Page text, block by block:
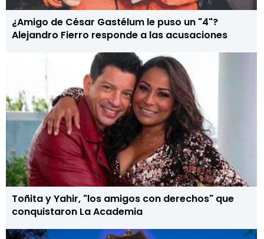
¿Amigo de César Gastélum le puso un "4"?
Alejandro Fierro responde a las acusaciones
Toñita y Yahir, "los amigos con derechos" que
conquistaron La Academia